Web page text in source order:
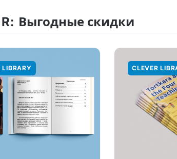
Выгодные скидки
LIBRARY CLEVER